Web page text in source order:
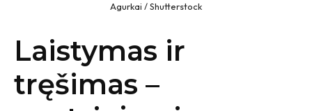
Agurkai / Shutterstock
Laistymas ir
tręšimas –